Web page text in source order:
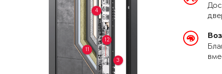
3
4
11
12